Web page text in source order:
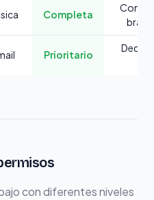
Completa
Prioritario
con diferentes niveles